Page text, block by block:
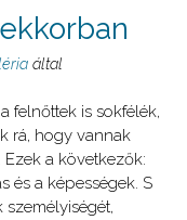
által
felnőttek is sokfélék,
rá, hogy vannak
a következők:
és a képességek. S